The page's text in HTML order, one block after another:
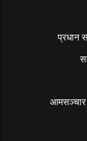
प्रधान
आमसञ्चार